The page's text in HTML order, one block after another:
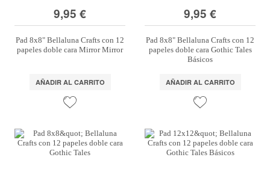
9,95 €
Pad 8x8" Bellaluna Crafts con 12
papeles doble cara Mirror Mirror
AÑADIR AL CARRITO
9,95 €
Pad 8x8" Bellaluna Crafts con 12
papeles doble cara Gothic Tales
Básicos
AÑADIR AL CARRITO